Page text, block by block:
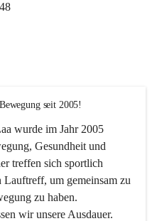
seit 2005!
wurde im Jahr 2005
Gesundheit und
treffen sich sportlich
Lauftreff, um gemeinsam zu
zu haben.
wir unsere Ausdauer.